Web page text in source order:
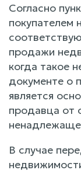
Согласно
покупателем
продажи
когда такое
документе о
является
продавца от
В случае